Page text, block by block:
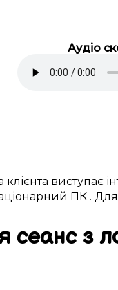
Аудіо
клієнта виступає
ПК .
сеансз